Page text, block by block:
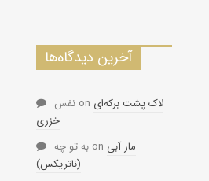
آخرین دیدگاه‌ها
نفس on لاک پشت برکه‌ای
خزری
به تو چه on مار آبی
(ناتریکس)